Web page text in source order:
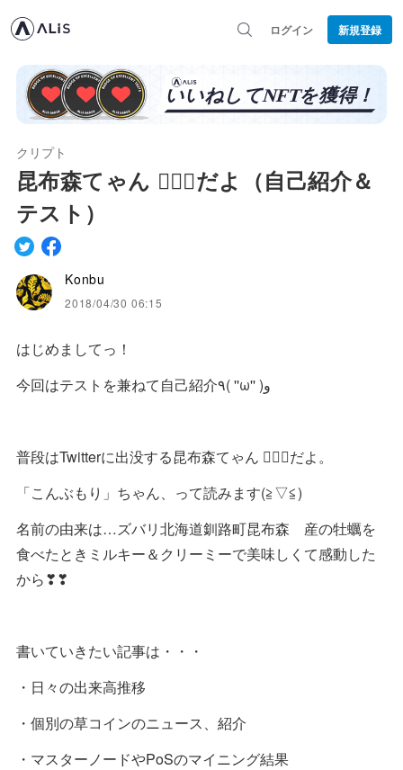
ログイン 新規登録
クリプト
昆布森てゃん 🧚🏻‍♀️だよ（自己紹介＆
テスト）
Konbu
2018/04/30 06:15
はじめましてっ！
今回はテストを兼ねて自己紹介٩( ''ω'' )و
普段はTwitterに出没する昆布森てゃん 🧚🏻‍♀️だよ。
「こんぶもり」ちゃん、って読みます(≧▽≦)
名前の由来は…ズバリ北海道釧路町昆布森 産の牡蠣を
食べたときミルキー＆クリーミーで美味しくて感動した
から❣❣
書いていきたい記事は・・・
・日々の出来高推移
・個別の草コインのニュース、紹介
・マスターノードやPoSのマイニング結果